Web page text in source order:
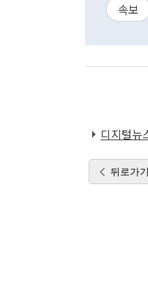
속보
디지털뉴
뒤로가기